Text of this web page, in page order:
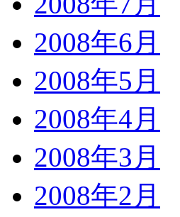
2008年6月
2008年5月
2008年4月
2008年3月
2008年2月